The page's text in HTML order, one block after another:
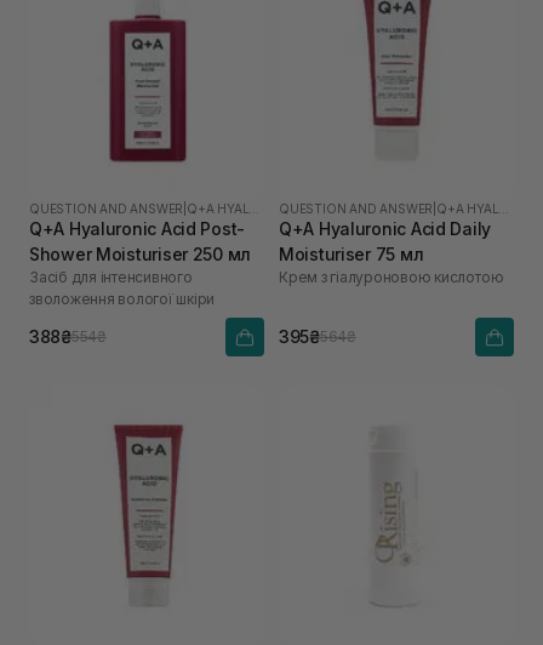
QUESTION AND ANSWER
Q+A Hyaluronic Acid Post-
Shower Moisturiser 250 мл
Засіб для інтенсивного
зволоження вологої шкіри
388₴554₴
QUESTION AND ANSWER
Q+A Hyaluronic Acid Daily
Moisturiser 75 мл
Крем з гіалуроновою кислотою
395₴564₴